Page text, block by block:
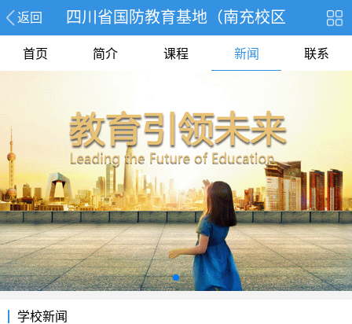
返回 四川省国防教育基地（南充校区
首页 简介 课程 新闻 联系
学校新闻